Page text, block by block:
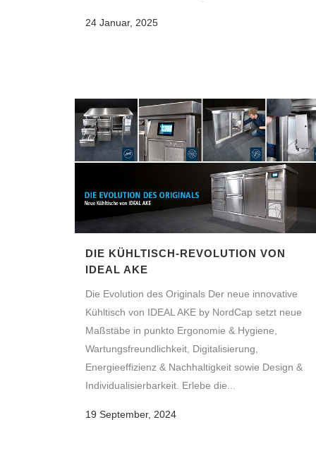
24 Januar, 2025
DIE KÜHLTISCH-REVOLUTION VON
IDEAL AKE
Die Evolution des Originals Der neue innovative
Kühltisch von IDEAL AKE by NordCap setzt neue
Maßstäbe in punkto Ergonomie & Hygiene,
Wartungsfreundlichkeit, Digitalisierung,
Energieeffizienz & Nachhaltigkeit sowie Design &
Individualisierbarkeit. Erlebe die...
19 September, 2024